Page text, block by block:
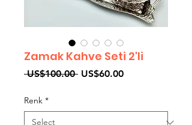
Zamak Kahve Seti 2'li
US$100.00 Regular
US$60.00Sale
Renk *